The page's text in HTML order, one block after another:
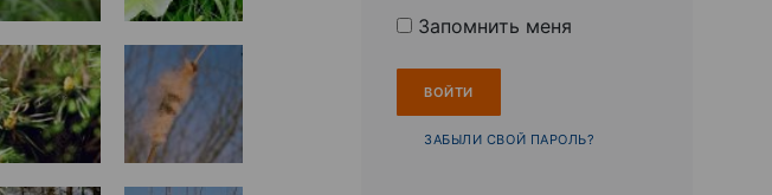
Запомнить меня
ЗАБЫЛИ СВОЙ ПАРОЛЬ?